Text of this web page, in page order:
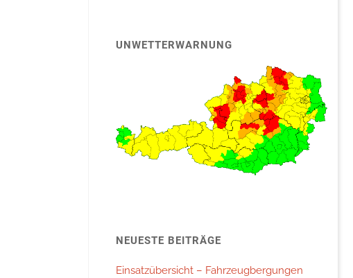
UNWETTERWARNUNG
NEUESTE BEITRÄGE
Einsatzübersicht – Fahrzeugbergungen